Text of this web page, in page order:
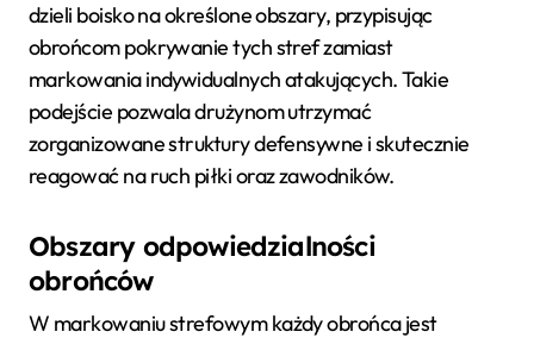
dzieli boisko na określone obszary, przypisując
obrońcom pokrywanie tych stref zamiast
markowania indywidualnych atakujących. Takie
podejście pozwala drużynom utrzymać
zorganizowane struktury defensywne i skutecznie
reagować na ruch piłki oraz zawodników.
Obszary odpowiedzialności
obrońców
W markowaniu strefowym każdy obrońca jest